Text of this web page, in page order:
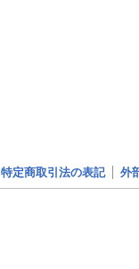
特定商取引法の表記 外